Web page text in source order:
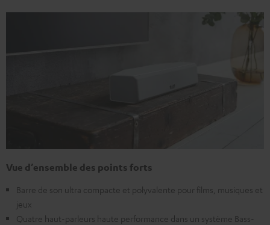
Vue d’ensemble des points forts
Barre de son ultra compacte et polyvalente pour films, musiques et
jeux
Quatre haut-parleurs haute performance dans un système Bass-